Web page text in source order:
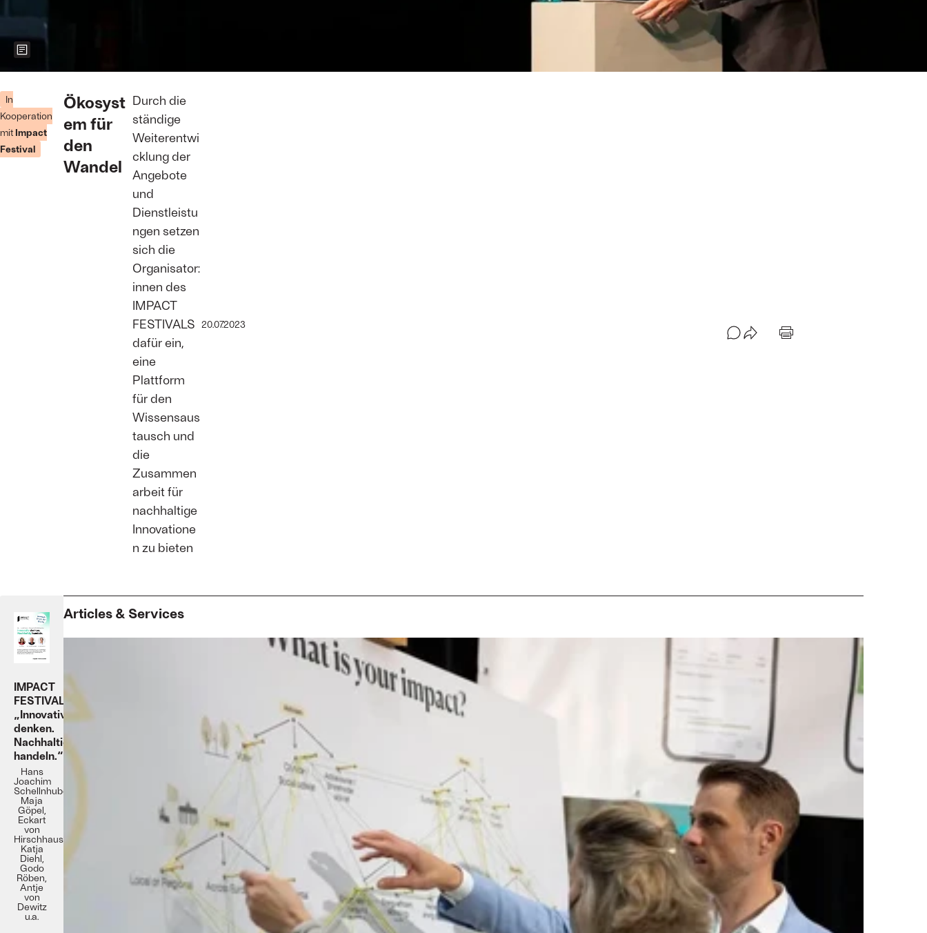
In
Kooperation
mit Impact
Festival
Ökosyst
em für
den
Wandel
Durch die
ständige
Weiterentwi
cklung der
Angebote
und
Dienstleistu
ngen setzen
sich die
Organisator:
innen des
IMPACT
FESTIVALS
dafür ein,
eine
Plattform
für den
Wissensaus
tausch und
die
Zusammen
arbeit für
nachhaltige
Innovatione
n zu bieten
20.07.2023
Zeigt weitere Informationen zum Bild
Festival
IMPACT
FESTIVAL
„Innovativ
denken.
Nachhaltig
handeln.“
Hans
Joachim
Schellnhuber,
Maja
Göpel,
Eckart
von
Hirschhausen,
Katja
Diehl,
Godo
Röben,
Antje
von
Dewitz
u.a.
Articles & Services